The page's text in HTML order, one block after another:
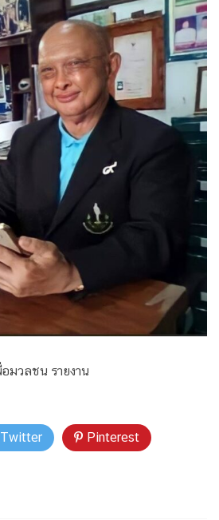
มวลชน รายงาน
Pinterest